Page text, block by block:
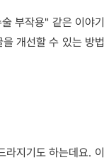
부작용" 같은 이야기
개선할 수 있는 방법
라지기도 하는데요. 이